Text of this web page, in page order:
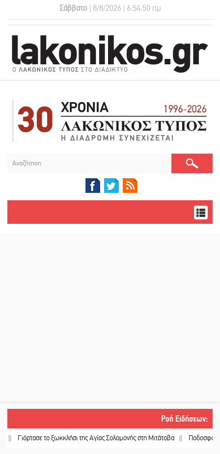
Σάββατο| 8/8/2026 | 6:54:51 πμ
Ροή Ειδήσεων:
το ξωκκλήσι της Αγίας Σολομονής στη Μιτάτοβα || Ποδοσφαιρικό